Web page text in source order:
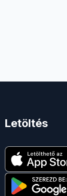
Letöltés